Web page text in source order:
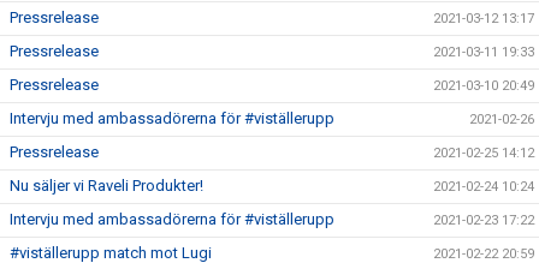
Pressrelease 2021-03-12 13:17
Pressrelease 2021-03-11 19:33
Pressrelease 2021-03-10 20:49
Intervju med ambassadörerna för #viställerupp 2021-02-26
Pressrelease 2021-02-25 14:12
Nu säljer vi Raveli Produkter! 2021-02-24 10:24
Intervju med ambassadörerna för #viställerupp 2021-02-23 17:22
#viställerupp match mot Lugi 2021-02-22 20:59